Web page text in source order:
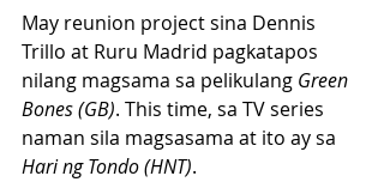
May reunion project sina Dennis
Trillo at Ruru Madrid pagkatapos
nilang magsama sa pelikulang Green
Bones (GB). This time, sa TV series
naman sila magsasama at ito ay sa
Hari ng Tondo (HNT).